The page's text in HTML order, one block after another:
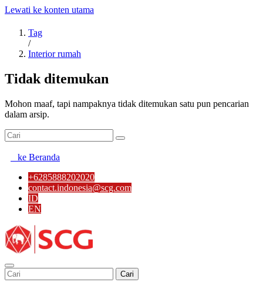
Lewati ke konten utama
Tag
/
Interior rumah
Tidak ditemukan
Mohon maaf, tapi nampaknya tidak ditemukan satu pun pencarian
dalam arsip.
ke Beranda
+6285888202020
contact.indonesia@scg.com
ID
EN
Cari